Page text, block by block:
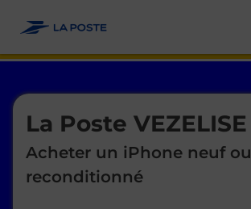
La Poste VEZELISE
Acheter un iPhone neuf ou
reconditionné
Le lien s'ouvre dans un nouvel onglet